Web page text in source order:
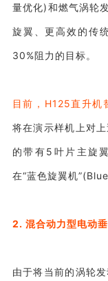
量优化)和燃气涡轮
旋翼、更高效的传
30%阻力的目标。
目前，H125直升机
将在演示样机上对
的带有5叶片主旋
在“蓝色旋翼机
2. 混合动力型电动
由于将当前的涡轮